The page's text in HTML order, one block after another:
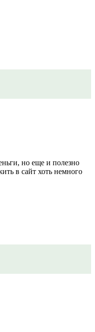
но еще и полезно
в сайт хоть немного